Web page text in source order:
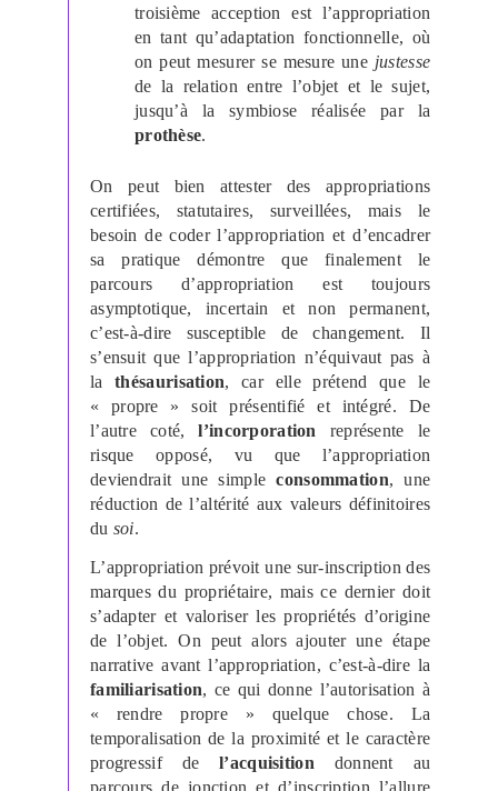
troisième acception est l’appropriation
en tant qu’adaptation fonctionnelle, où
on peut mesurer se mesure une justesse
de la relation entre l’objet et le sujet,
jusqu’à la symbiose réalisée par la
prothèse.
On peut bien attester des appropriations
certifiées, statutaires, surveillées, mais le
besoin de coder l’appropriation et d’encadrer
sa pratique démontre que finalement le
parcours d’appropriation est toujours
asymptotique, incertain et non permanent,
c’est-à-dire susceptible de changement. Il
s’ensuit que l’appropriation n’équivaut pas à
lathésaurisation, car elle prétend que le
« propre » soit présentifié et intégré. De
l’autre coté,l’incorporation
représente le
risque opposé, vu que l’appropriation
deviendrait une simpleconsommation, une
réduction de l’altérité aux valeurs définitoires
du soi.
L’appropriation prévoit une sur-inscription des
marques du propriétaire, mais ce dernier doit
s’adapter et valoriser les propriétés d’origine
de l’objet. On peut alors ajouter une étape
narrative avant l’appropriation, c’est-à-dire la
familiarisation, ce qui donne l’autorisation à
« rendre propre » quelque chose. La
temporalisation de la proximité et le caractère
progressif del’acquisition donnent au
parcours de jonction et d’inscription l’allure